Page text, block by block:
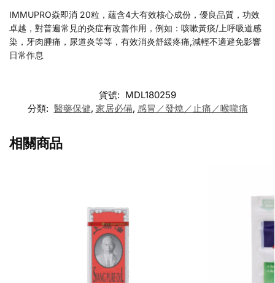
IMMUPRO焱即消 20粒，蘊含4大有效核心成份，優良品質，功效
卓越，對普遍常見的炎症有改善作用，例如：咳嗽黃痰/上呼吸道感
染，牙肉腫痛，尿道炎等等，有效消炎舒緩疼痛,減輕不適避免影響
日常作息
貨號: MDL180259
分類: 醫藥保健, 家居必備, 感冒／發燒／止痛／喉嚨痛
相關商品